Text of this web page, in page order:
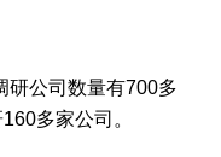
研公司数量有700多
多家公司。